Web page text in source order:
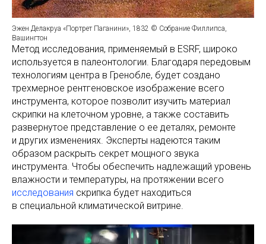
Эжен Делакруа «Портрет Паганини», 1832 © Собрание Филлипса,
Вашингтон
Метод исследования, применяемый в ESRF, широко
используется в палеонтологии. Благодаря передовым
технологиям центра в Гренобле, будет создано
трехмерное рентгеновское изображение всего
инструмента, которое позволит изучить материал
скрипки на клеточном уровне, а также составить
развернутое представление о ее деталях, ремонте
и других изменениях. Эксперты надеются таким
образом раскрыть секрет мощного звука
инструмента. Чтобы обеспечить надлежащий уровень
влажности и температуры, на протяжении всего
исследования скрипка будет находиться
в специальной климатической витрине.